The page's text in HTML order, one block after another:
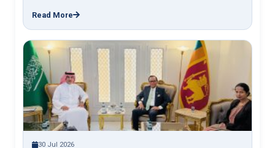
Read More
30 Jul 2026